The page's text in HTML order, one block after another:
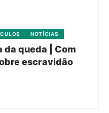
NOTÍCIAS
da queda | Com
escravidão